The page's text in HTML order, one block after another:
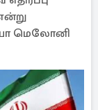
மெலோனி